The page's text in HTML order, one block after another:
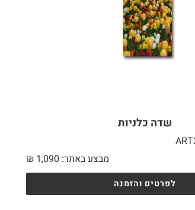
שדה כלניות
מבצע באתר: ₪ 1,090
לפרטים והזמנה